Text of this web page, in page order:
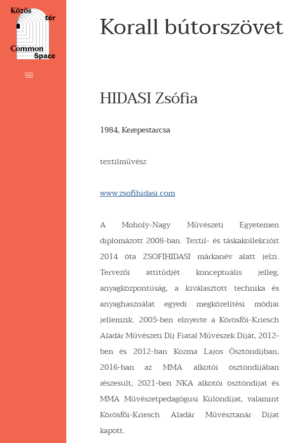
Korall bútorszövet
HIDASI Zsófia
1984, Kerepestarcsa
textilművész
www.zsofihidasi.com
A Moholy-Nagy Művészeti Egyetemen
diplomázott 2008-ban. Textil- és táskakollekcióit
2014 óta ZSOFIHIDASI márkanév alatt jelzi.
Tervezői attitűdjét konceptuális jelleg,
anyagközpontúság, a kiválasztott technika és
anyaghasználat egyedi megközelítési módjai
jellemzik. 2005-ben elnyerte a Körösfői-Kriesch
Aladár Művészeti Díj Fiatal Művészek Díját, 2012-
ben és 2012-ban Kozma Lajos Ösztöndíjban,
2016-ban az MMA alkotói ösztöndíjában
részesült, 2021-ben NKA alkotói ösztöndíjat és
MMA Művészetpedagógusi Különdíjat, valamint
Körösfői-Kriesch Aladár Művésztanár Díjat
kapott.